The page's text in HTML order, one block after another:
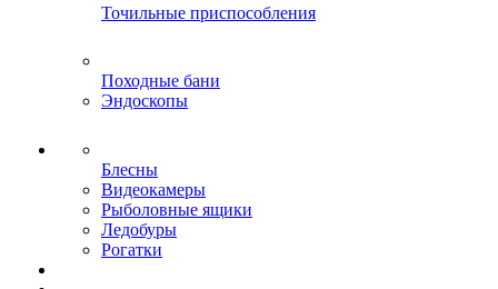
Точильные приспособления
Походные бани
Эндоскопы
Блесны
Видеокамеры
Рыболовные ящики
Ледобуры
Рогатки